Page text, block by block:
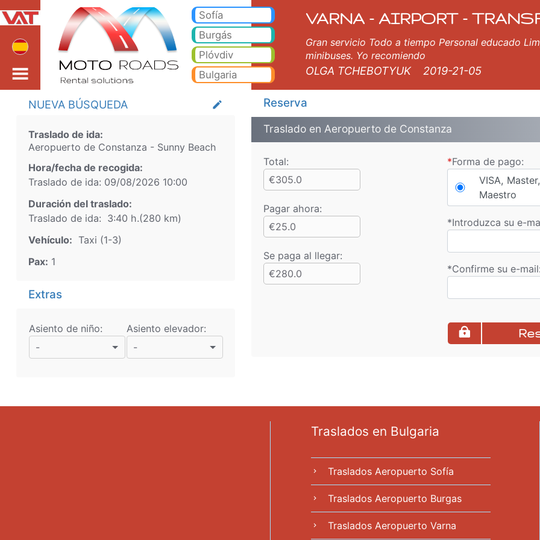
Aeropuerto de Constanza Sunny Beach Taxi.
Varna
Sofía
Burgás
Plóvdiv
Bulgaria
VARNA - AIRPORT -
Gran servicio Todo a tiempo Personal educado
minibuses. Yo recomiendo
OLGA TCHEBOTYUK 2019-21-05
NUEVA BÚSQUEDA create
Traslado de ida:
Aeropuerto de Constanza - Sunny Beach
Hora/fecha de recogida:
Traslado de ida: 09/08/2026 10:00
Duración del traslado:
Traslado de ida: 3:40 h.(280 km)
Vehículo: Taxi (1-3)
Pax: 1
Extras
Asiento de niño:
-
Asiento elevador:
-
Reserva
Traslado en Aeropuerto de Constanza
Total:
€305.0
Pagar ahora:
€25.0
Se paga al llegar:
€280.0
*Forma de pago:
VISA,
Maestro
*Introduzca su e-
*Confirme su e-mail:
Traslados en Bulgaria
chevron_right Traslados Aeropuerto Sofía
chevron_right Traslados Aeropuerto Burgas
chevron_right Traslados Aeropuerto Varna